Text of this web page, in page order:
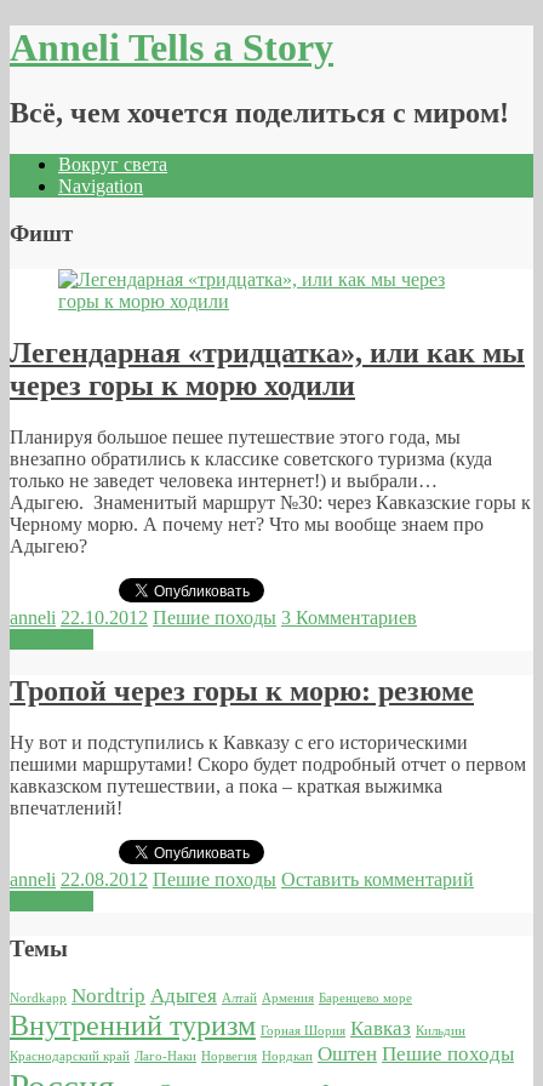
Anneli Tells a Story
Всё, чем хочется поделиться с миром!
Вокруг света
Navigation
Фишт
Легендарная «тридцатка», или как мы
через горы к морю ходили
Планируя большое пешее путешествие этого года, мы
внезапно обратились к классике советского туризма (куда
только не заведет человека интернет!) и выбрали…
Адыгею. Знаменитый маршрут №30: через Кавказские горы к
Черному морю. А почему нет? Что мы вообще знаем про
Адыгею?
anneli 22.10.2012 Пешие походы 3 Комментариев
Тропой через горы к морю: резюме
Ну вот и подступились к Кавказу с его историческими
пешими маршрутами! Скоро будет подробный отчет о первом
кавказском путешествии, а пока – краткая выжимка
впечатлений!
anneli 22.08.2012 Пешие походы Оставить комментарий
Темы
Nordkapp Nordtrip Адыгея Алтай Армения Баренцево море
Внутренний туризм Горная Шория Кавказ Кильдин
Краснодарский край Лаго-Наки Норвегия Нордкап Оштен Пешие походы